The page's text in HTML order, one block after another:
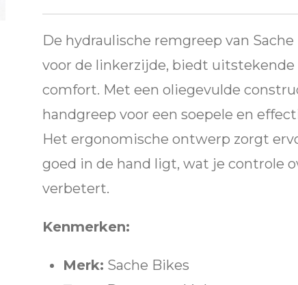
De hydraulische remgreep van Sache
voor de linkerzijde, biedt uitstekende
comfort. Met een oliegevulde
handgreep voor een soepele en
Het ergonomische ontwerp zorgt
goed in de hand ligt, wat je controle
verbetert.
Kenmerken:
Merk: Sache Bikes